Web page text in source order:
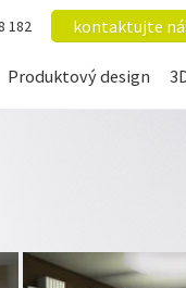
Produktový design
182 kontaktujte